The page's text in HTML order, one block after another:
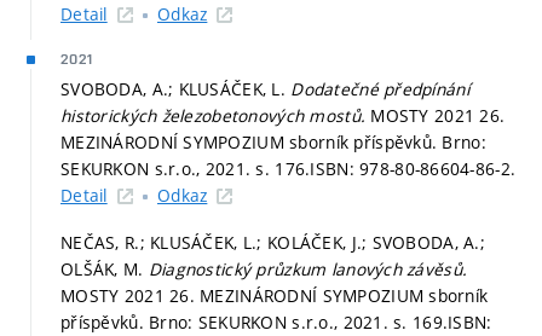
Detail
Odkaz
2021
SVOBODA, A.; KLUSÁČEK, L. Dodatečné předpínání
historických železobetonových mostů. MOSTY 2021 26.
MEZINÁRODNÍ SYMPOZIUM sborník příspěvků. Brno:
SEKURKON s.r.o., 2021.s. 176.ISBN: 978-80-86604-86-2.
Detail
Odkaz
NEČAS, R.; KLUSÁČEK, L.; KOLÁČEK, J.; SVOBODA, A.;
OLŠÁK, M. Diagnostický průzkum lanových závěsů.
MOSTY 2021 26. MEZINÁRODNÍ SYMPOZIUM sborník
příspěvků. Brno: SEKURKON s.r.o., 2021.s. 169.ISBN: